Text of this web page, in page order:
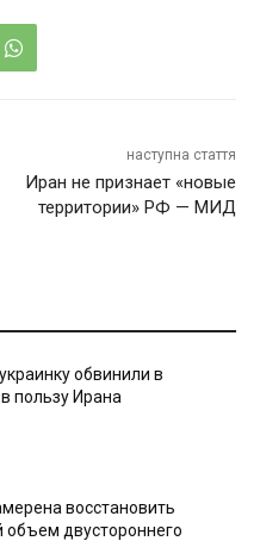
наступна стаття
Иран не признает «новые
территории» РФ — МИД
обвинили в
пользу Ирана
восстановить
объем двустороннего